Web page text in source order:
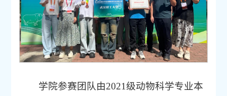
学院参赛团队由2021级动物科学专业本